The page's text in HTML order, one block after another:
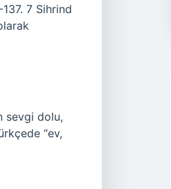
7 Sihrind
sevgi dolu,
“ev,